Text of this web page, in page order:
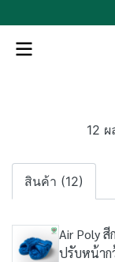
12
สินค้า (12)
Air Poly
ปรับหน้าก